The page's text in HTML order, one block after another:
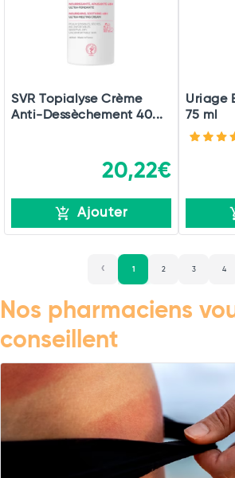
SVR Topialyse Crème
Anti-Dessèchement 40...
20,22€
Ajouter
Uriage
75 ml
1 2 3 4
Nos pharmaciens
conseillent